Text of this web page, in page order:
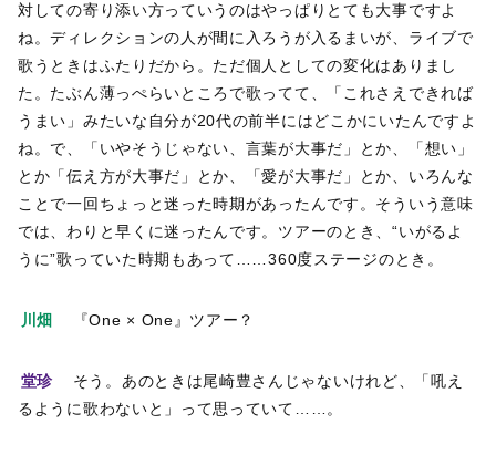
対しての寄り添い方っていうのはやっぱりとても大事ですよ
ね。ディレクションの人が間に入ろうが入るまいが、ライブで
歌うときはふたりだから。ただ個人としての変化はありまし
た。たぶん薄っぺらいところで歌ってて、「これさえできれば
うまい」みたいな自分が20代の前半にはどこかにいたんですよ
ね。で、「いやそうじゃない、言葉が大事だ」とか、「想い」
とか「伝え方が大事だ」とか、「愛が大事だ」とか、いろんな
ことで一回ちょっと迷った時期があったんです。そういう意味
では、わりと早くに迷ったんです。ツアーのとき、“いがるよ
うに”歌っていた時期もあって……360度ステージのとき。
川畑 『One × One』ツアー？
堂珍
そう。あのときは尾崎豊さんじゃないけれど、「吼え
るように歌わないと」って思っていて……。